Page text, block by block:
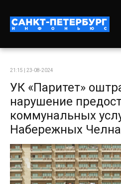
21:15 | 23-08-2024
УК «Паритет»
нарушение
коммунальных
Набережных